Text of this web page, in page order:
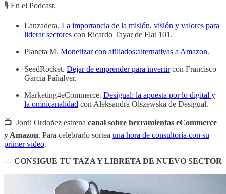
🎙 En el Podcast,
Lanzadera. La importancia de la misión, visión y valores para
liderar sectores con Ricardo Tayar de Flat 101.
Planeta M. Monetizar con afiliados:alternativas a Amazon.
SeedRocket. Dejar de emprender para invertircon Francisco
García Pañalver.
Marketing4eCommerce. Desigual: la apuesta por lo digital y
la omnicanalidad con Aleksandra Olszewska de Desigual.
📺 Jordi Ordoñez estrena canal sobre herramientas eCommerce
y Amazon. Para celebrarlo sortea una hora de consultoría con su
primer video.
— CONSIGUE TU TAZA Y LIBRETA DE NUEVO SECTOR